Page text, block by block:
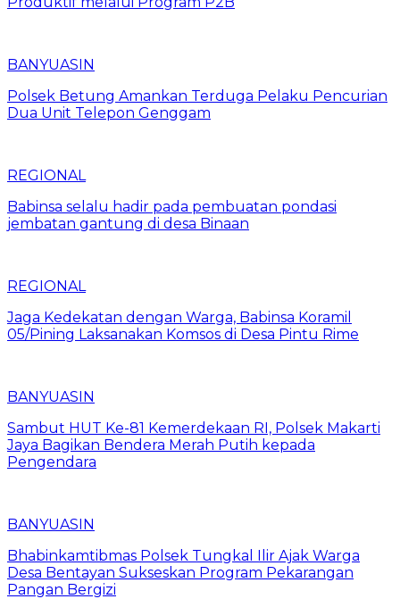
BANYUASIN
Polsek Betung Amankan Terduga Pelaku Pencurian
Dua Unit Telepon Genggam
REGIONAL
Babinsa selalu hadir pada pembuatan pondasi
jembatan gantung di desa Binaan
REGIONAL
Jaga Kedekatan dengan Warga, Babinsa Koramil
05/Pining Laksanakan Komsos di Desa Pintu Rime
BANYUASIN
Sambut HUT Ke-81 Kemerdekaan RI, Polsek Makarti
Jaya Bagikan Bendera Merah Putih kepada
Pengendara
BANYUASIN
Bhabinkamtibmas Polsek Tungkal Ilir Ajak Warga
Desa Bentayan Sukseskan Program Pekarangan
Pangan Bergizi